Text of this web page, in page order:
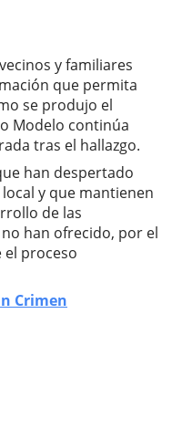
y familiares
que permita
se produjo el
Modelo continúa
tras el hallazgo.
han despertado
y que mantienen
de las
han ofrecido, por el
proceso
Crimen